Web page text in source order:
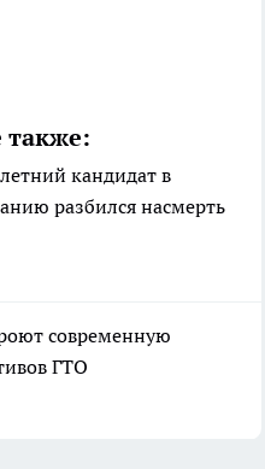
также:
кандидат в
разбился насмерть
современную
ГТО